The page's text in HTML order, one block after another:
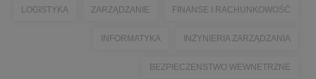
LOGISTYKA ZARZĄDZANIE FINANSE I RACHUNKOWOŚĆ
INFORMATYKA INŻYNIERIA ZARZĄDZANIA
BEZPIECZENSTWO WEWNETRZNE